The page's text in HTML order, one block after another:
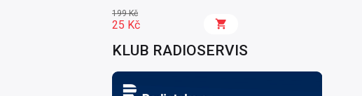
199 Kč
25 Kč
KLUB RADIOSERVIS